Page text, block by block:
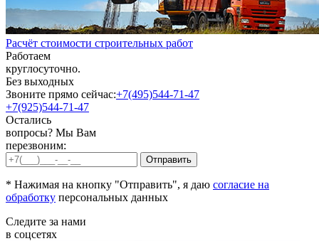
Расчёт стоимости строительных работ
Работаем
круглосуточно.
Без выходных
Звоните прямо сейчас:+7(495)544-71-47
+7(925)544-71-47
Остались
вопросы? Мы Вам
перезвоним:
* Нажимая на кнопку "Отправить", я даю согласие на
обработку персональных данных
Следите за нами
в соцсетях